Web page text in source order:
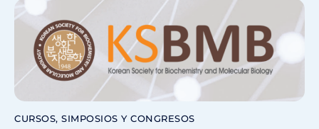
CURSOS, SIMPOSIOS Y CONGRESOS